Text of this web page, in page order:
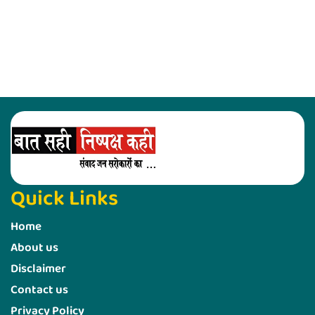
Quick Links
Home
About us
Disclaimer
Contact us
Privacy Policy